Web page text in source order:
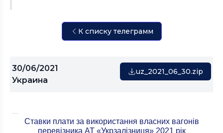
К списку телеграмм
30/06/2021
Украина
uz_2021_06_30.zip
Ставки плати за використання власних вагонів
перевізника АТ «Укрзалізниця» 2021 рік